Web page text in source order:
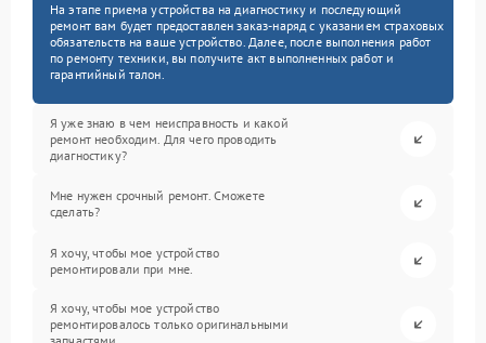
На этапе приема устройства на диагностику и последующий
ремонт вам будет предоставлен заказ-наряд с указанием страховых
обязательств на ваше устройство. Далее, после выполнения работ
по ремонту техники, вы получите акт выполненных работ и
гарантийный талон.
Я уже знаю в чем неисправность и какой
ремонт необходим. Для чего проводить
диагностику?
Мне нужен срочный ремонт. Сможете
сделать?
Я хочу, чтобы мое устройство
ремонтировали при мне.
Я хочу, чтобы мое устройство
ремонтировалось только оригинальными